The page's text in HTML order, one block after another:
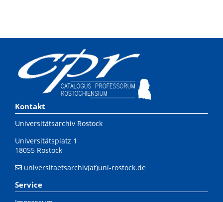
Kontakt
Universitätsarchiv Rostock
Universitätsplatz 1
18055 Rostock
universitaetsarchiv(at)uni-rostock.de
Service